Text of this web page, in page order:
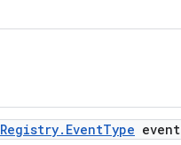
Registry. EventType event